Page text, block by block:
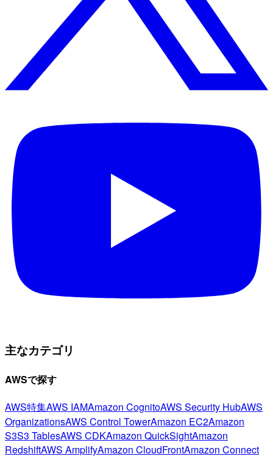
主なカテゴリ
AWSで探す
AWS特集AWS IAMAmazon CognitoAWS Security HubAWS
OrganizationsAWS Control TowerAmazon EC2Amazon
S3S3 TablesAWS CDKAmazon QuickSightAmazon
RedshiftAWS AmplifyAmazon CloudFrontAmazon Connect